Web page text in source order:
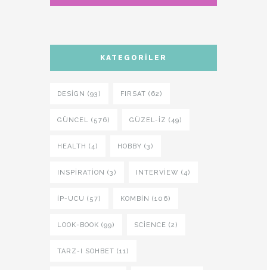
KATEGORILER
DESIGN (93) FIRSAT (62)
GÜNCEL (576) GÜZEL-IZ (49)
HEALTH (4) HOBBY (3)
INSPIRATION (3) INTERVIEW (4)
İP-UCU (57) KOMBIN (106)
LOOK-BOOK (99) SCIENCE (2)
TARZ-I SOHBET (11)